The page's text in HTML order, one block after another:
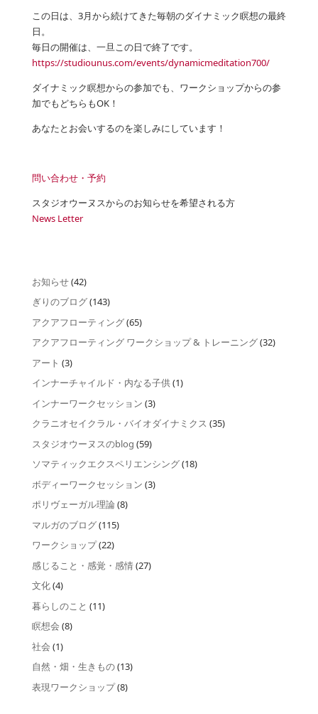
この日は、3月から続けてきた毎朝のダイナミック瞑想の最終
日。
毎日の開催は、一旦この日で終了です。
https://studiounus.com/events/dynamicmeditation700/
ダイナミック瞑想からの参加でも、ワークショップからの参
加でもどちらもOK！
あなたとお会いするのを楽しみにしています！
問い合わせ・予約
スタジオウーヌスからのお知らせを希望される方
News Letter
お知らせ(42)
ぎりのブログ(143)
アクアフローティング(65)
アクアフローティング ワークショップ & トレーニング(32)
アート (3)
インナーチャイルド・内なる子供(1)
インナーワークセッション (3)
クラニオセイクラル・バイオダイナミクス (35)
スタジオウーヌスのblog (59)
ソマティックエクスペリエンシング(18)
ボディーワークセッション (3)
ポリヴェーガル理論(8)
マルガのブログ(115)
ワークショップ(22)
感じること・感覚・感情(27)
文化(4)
暮らしのこと (11)
瞑想会 (8)
社会 (1)
自然・畑・生きもの(13)
表現ワークショップ(8)